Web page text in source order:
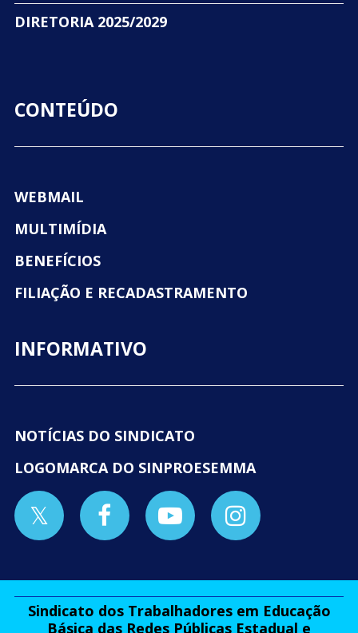
DIRETORIA 2025/2029
CONTEÚDO
WEBMAIL
MULTIMÍDIA
BENEFÍCIOS
FILIAÇÃO E RECADASTRAMENTO
INFORMATIVO
NOTÍCIAS DO SINDICATO
LOGOMARCA DO SINPROESEMMA
Sindicato dos Trabalhadores em Educação
Básica das Redes Públicas Estadual e